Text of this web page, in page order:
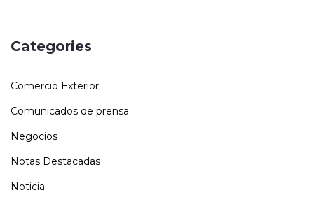
Categories
Comercio Exterior
Comunicados de prensa
Negocios
Notas Destacadas
Noticia